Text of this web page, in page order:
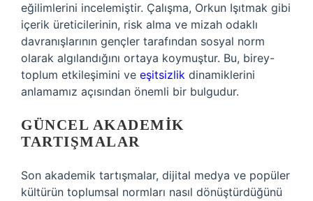
eğilimlerini incelemiştir. Çalışma, Orkun Işıtmak gibi
içerik üreticilerinin, risk alma ve mizah odaklı
davranışlarının gençler tarafından sosyal norm
olarak algılandığını ortaya koymuştur. Bu, birey-
toplum etkileşimini ve eşitsizlik dinamiklerini
anlamamız açısından önemli bir bulgudur.
GÜNCEL AKADEMIK
TARTIŞMALAR
Son akademik tartışmalar, dijital medya ve popüler
kültürün toplumsal normları nasıl dönüştürdüğünü